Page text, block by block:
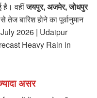
है। वहींजयपुर, अजमेर, जोधपुर
बारिश होने का पूर्वानुमान
2026 | Udaipur
Heavy Rain in
असर